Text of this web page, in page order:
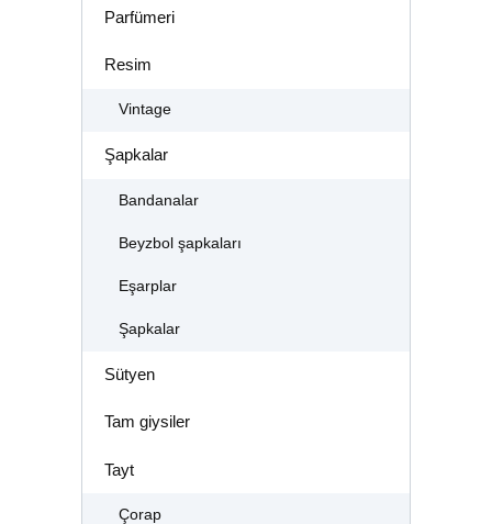
Parfümeri
Resim
Vintage
Şapkalar
Bandanalar
Beyzbol şapkaları
Eşarplar
Şapkalar
Sütyen
Tam giysiler
Tayt
Çorap